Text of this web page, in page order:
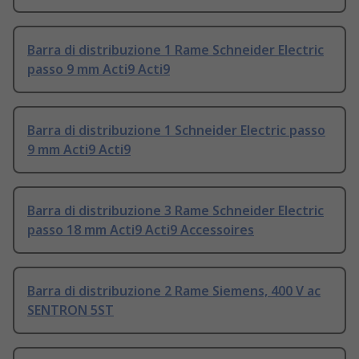
Barra di distribuzione 1 Rame Schneider Electric
passo 9 mm Acti9 Acti9
Barra di distribuzione 1 Schneider Electric passo
9 mm Acti9 Acti9
Barra di distribuzione 3 Rame Schneider Electric
passo 18 mm Acti9 Acti9 Accessoires
Barra di distribuzione 2 Rame Siemens, 400 V ac
SENTRON 5ST